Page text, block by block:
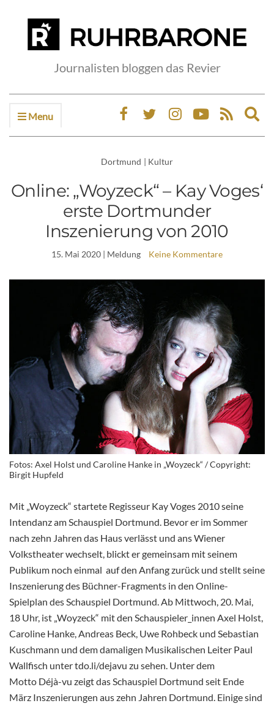
Journalisten bloggen das Revier
Menu
Dortmund | Kultur
Online: „Woyzeck“ – Kay Voges‘
erste Dortmunder
Inszenierung von 2010
15. Mai 2020 | Meldung Keine Kommentare
Fotos: Axel Holst und Caroline Hanke in „Woyzeck“ / Copyright:
Birgit Hupfeld
Mit „Woyzeck“ startete Regisseur Kay Voges 2010 seine
Intendanz am Schauspiel Dortmund. Bevor er im Sommer
nach zehn Jahren das Haus verlässt und ans Wiener
Volkstheater wechselt, blickt er gemeinsam mit seinem
Publikum noch einmal auf den Anfang zurück und stellt seine
Inszenierung des Büchner-Fragments in den Online-
Spielplan des Schauspiel Dortmund. Ab Mittwoch, 20. Mai,
18 Uhr, ist „Woyzeck“ mit den Schauspieler_innen Axel Holst,
Caroline Hanke, Andreas Beck, Uwe Rohbeck und Sebastian
Kuschmann und dem damaligen Musikalischen Leiter Paul
Wallfisch unter tdo.li/dejavu zu sehen. Unter dem
Motto Déjà-vu zeigt das Schauspiel Dortmund seit Ende
März Inszenierungen aus zehn Jahren Dortmund. Einige sind